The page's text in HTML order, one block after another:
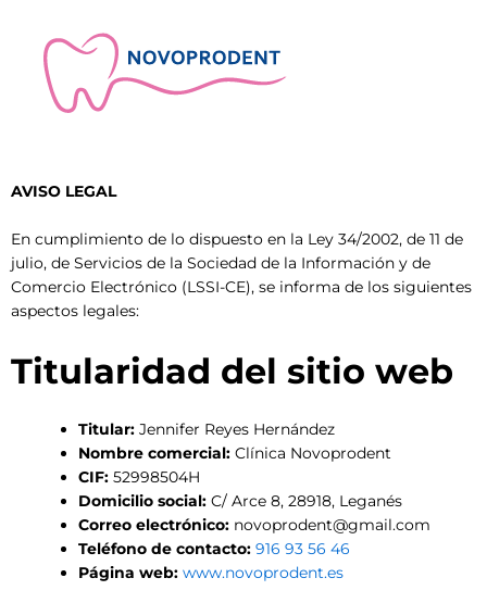
AVISO LEGAL
En cumplimiento de lo dispuesto en la Ley 34/2002, de 11 de
julio, de Servicios de la Sociedad de la Información y de
Comercio Electrónico (LSSI-CE), se informa de los siguientes
aspectos legales:
Titularidad del sitio web
Titular: Jennifer Reyes Hernández
Nombre comercial: Clínica Novoprodent
CIF: 52998504H
Domicilio social: C/ Arce 8, 28918, Leganés
Correo electrónico: novoprodent@gmail.com
Teléfono de contacto: 916 93 56 46
Página web: www.novoprodent.es